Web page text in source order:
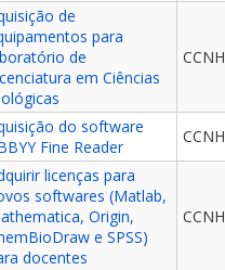
de
para
de
em Ciências
CCNH
do software
Fine Reader
CCNH
licenças para
softwares (Matlab,
Origin,
e SPSS)
docentes
CCNH